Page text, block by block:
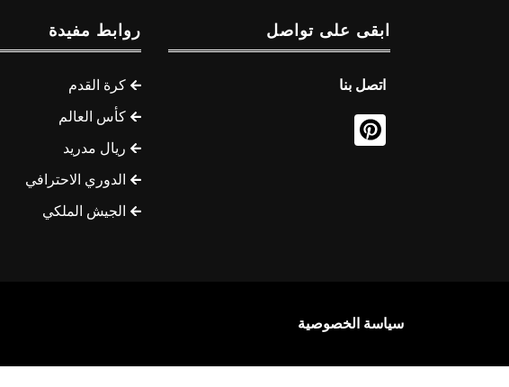
ابقى على تواصل
اتصل بنا
روابط مفيدة
كرة القدم
كأس العالم
ريال مدريد
الدوري الاحترافي
الجيش الملكي
سياسة الخصوصية